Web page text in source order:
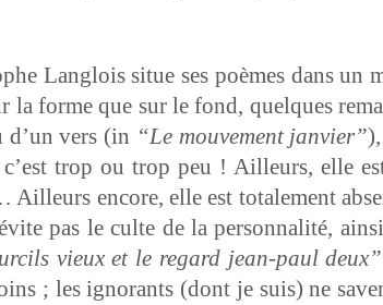
Lan­glois situe ses poèmes dans un
la forme que sur le fond, quelques
vers (in “Le mou­ve­ment jan­vi­er”
trop ou trop peu ! Ailleurs, elle
Ailleurs encore, elle est totale­ment
pas le culte de la per­son­nal­ité,
vieux et le regard jean-paul deux”
; les igno­rants (dont je suis) ne